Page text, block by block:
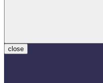
close